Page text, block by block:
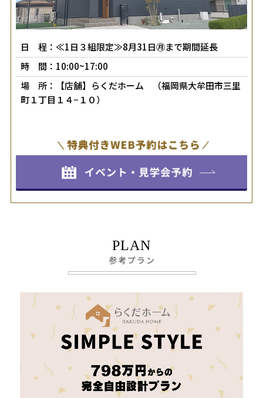
日 程：≪1日３組限定≫8月31日㊊まで期間延長
時 間：10:00~17:00
場 所：【店舗】らくだホーム （福岡県大牟田市三里
町１丁目１４−１０）
PLAN
参考プラン